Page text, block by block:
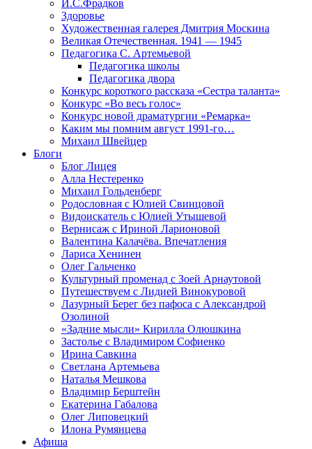
И.С.Фрадков
Здоровье
Художественная галерея Дмитрия Москина
Великая Отечественная. 1941 — 1945
Педагогика С. Артемьевой
Педагогика школы
Педагогика двора
Конкурс короткого рассказа «Сестра таланта»
Конкурс «Во весь голос»
Конкурс новой драматургии «Ремарка»
Каким мы помним август 1991-го…
Михаил Швейцер
Блоги
Блог Лицея
Алла Нестеренко
Михаил Гольденберг
Родословная с Юлией Свинцовой
Видоискатель с Юлией Утышевой
Вернисаж с Ириной Ларионовой
Валентина Калачёва. Впечатления
Лариса Хенинен
Олег Гальченко
Культурный променад с Зоей Арнаутовой
Путешествуем с Лидией Винокуровой
Лазурный Берег без пафоса с Александрой
Озолиной
«Задние мысли» Кирилла Олюшкина
Застолье с Владимиром Софиенко
Ирина Савкина
Светлана Артемьева
Наталья Мешкова
Владимир Берштейн
Екатерина Габалова
Олег Липовецкий
Илона Румянцева
Афиша